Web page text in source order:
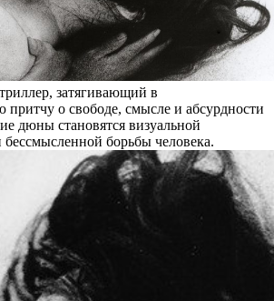
затягивающий в
притчу о свободе, смысле и абсурдности
дюны становятся визуальной
борьбы человека.